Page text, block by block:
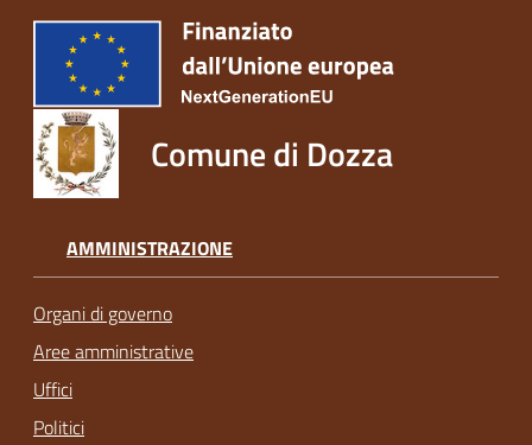
Comune di Dozza
AMMINISTRAZIONE
Organi di governo
Aree amministrative
Uffici
Politici